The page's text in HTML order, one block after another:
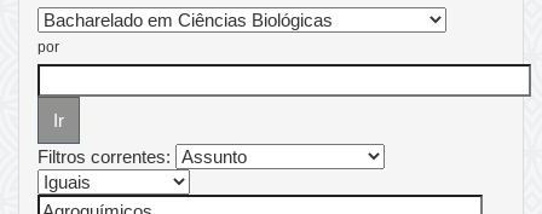
por
Filtros correntes: